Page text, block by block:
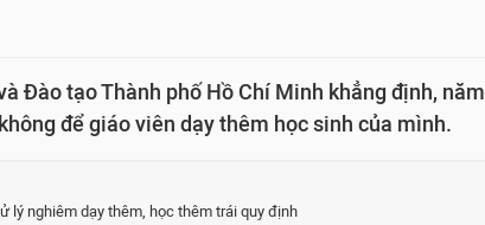
Đào tạo Thành phố Hồ Chí Minh khẳng định, năm
để giáo viên dạy thêm học sinh của mình.
lý nghiêm dạy thêm, học thêm trái quy định